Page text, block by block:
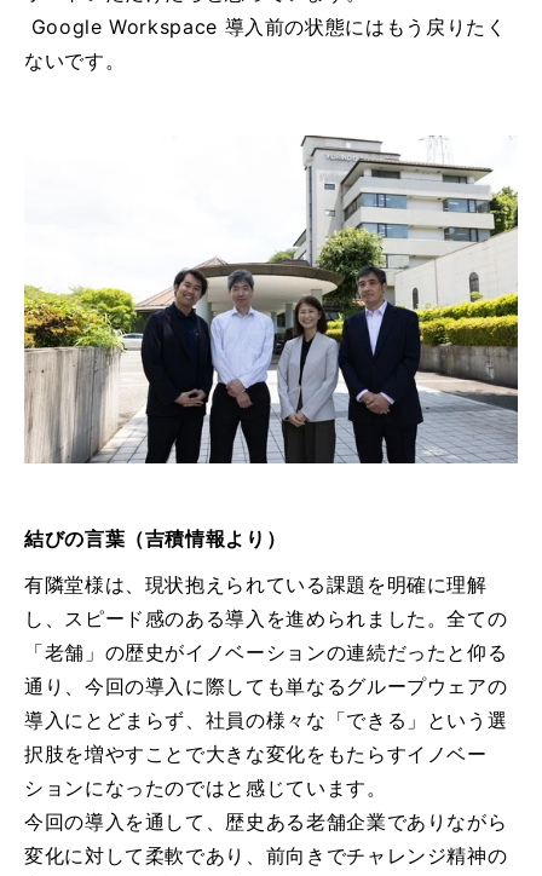
Google Workspace 導入前の状態にはもう戻りたく
ないです。
結びの言葉（吉積情報より）
有隣堂様は、現状抱えられている課題を明確に理解
し、スピード感のある導入を進められました。全ての
「老舗」の歴史がイノベーションの連続だったと仰る
通り、今回の導入に際しても単なるグループウェアの
導入にとどまらず、社員の様々な「できる」という選
択肢を増やすことで大きな変化をもたらすイノベー
ションになったのではと感じています。
今回の導入を通して、歴史ある老舗企業でありながら
変化に対して柔軟であり、前向きでチャレンジ精神の